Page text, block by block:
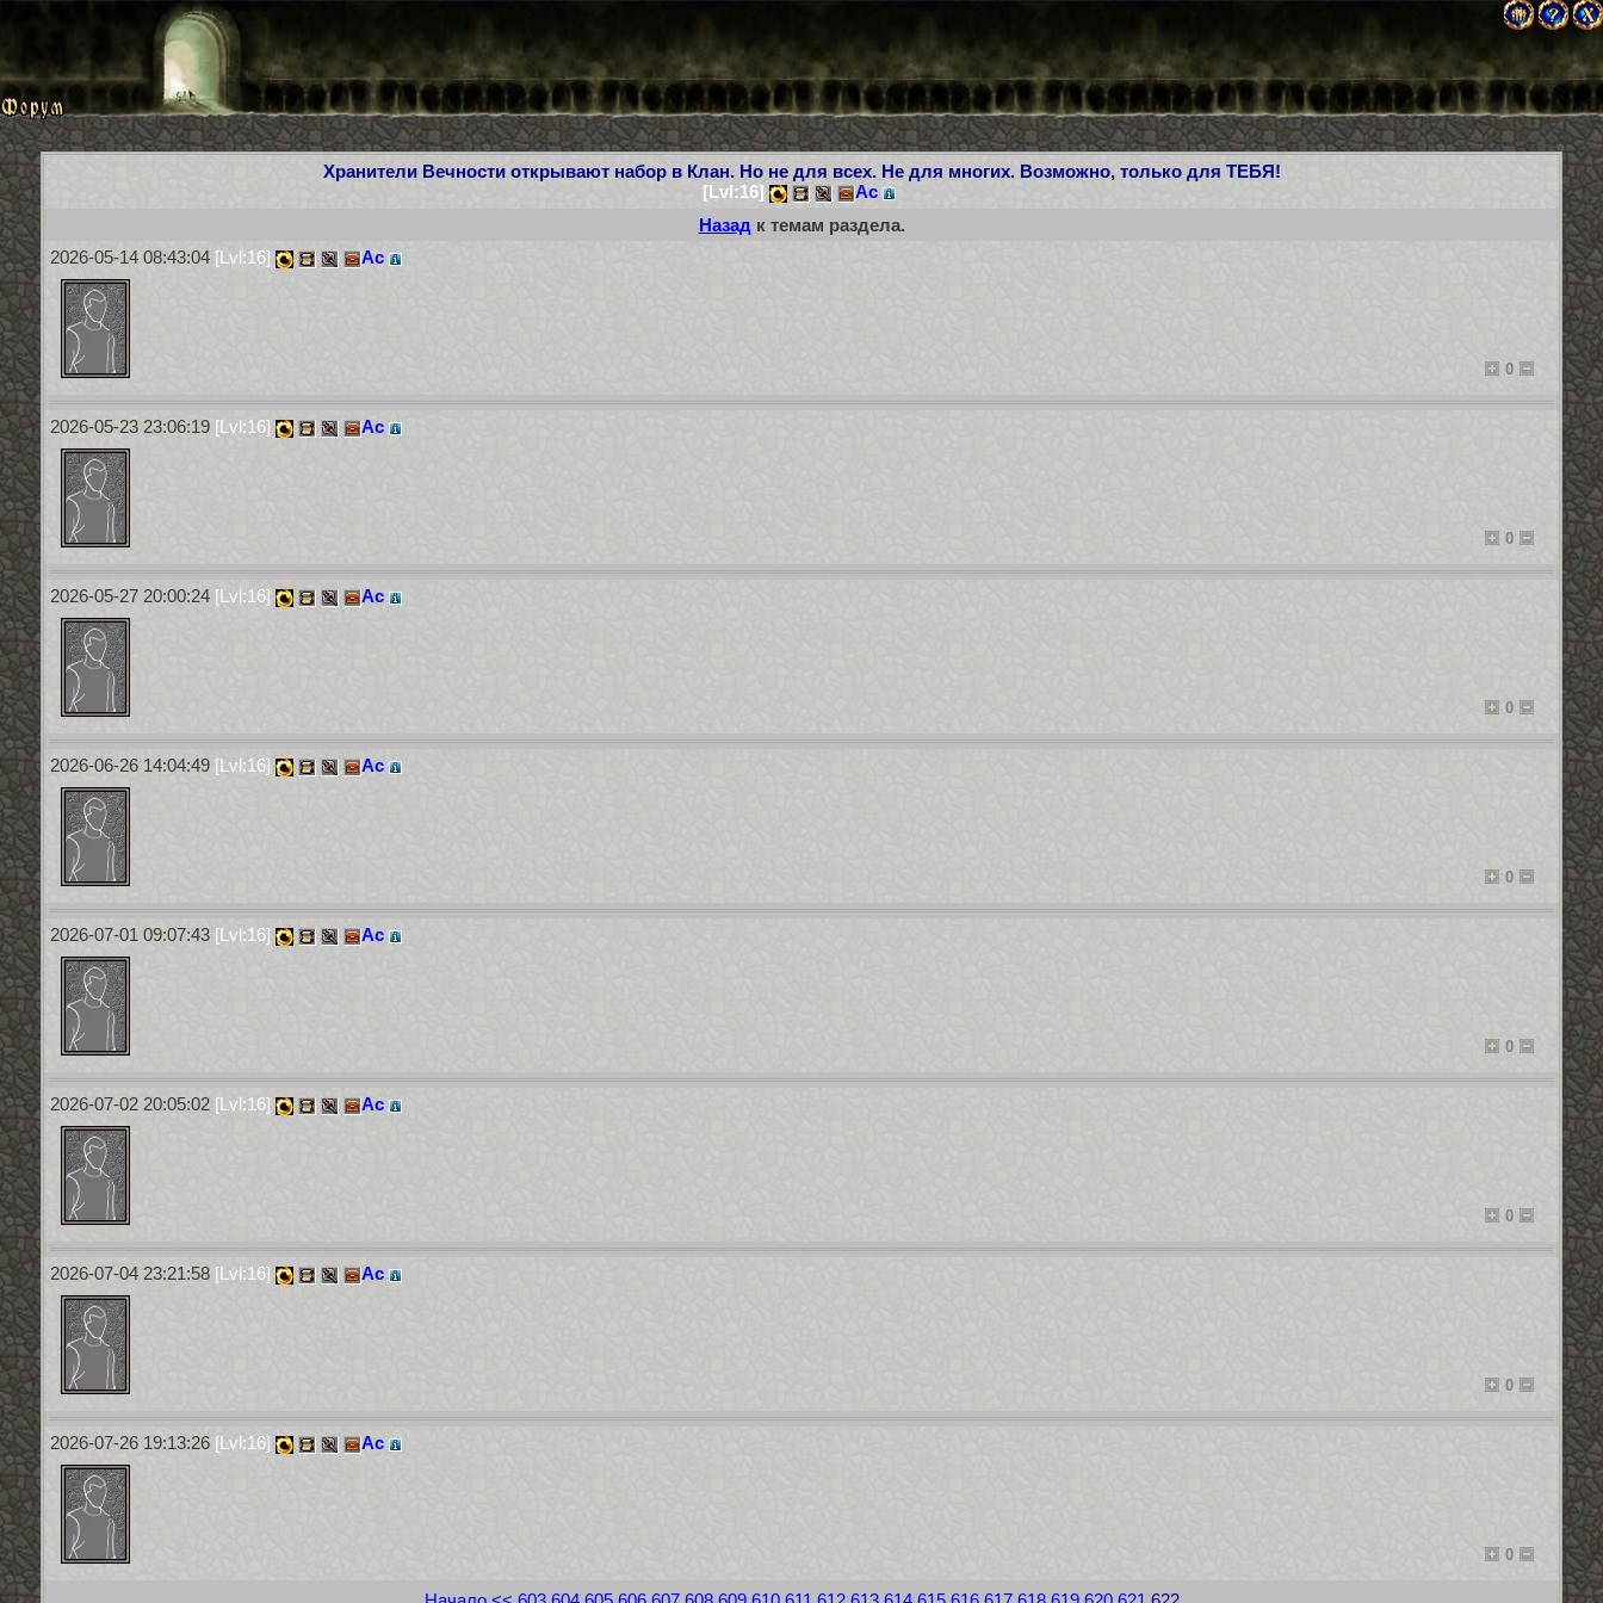
Хранители Вечности открывают набор в Клан. Но не для всех. Не для многих. Возможно, только для ТЕБЯ!
[Lvl:16]
Ас
Назад к темам раздела.
2026-05-14 08:43:04 [Lvl:16] Ас
0
2026-05-23 23:06:19 [Lvl:16] Ас
0
2026-05-27 20:00:24 [Lvl:16] Ас
0
2026-06-26 14:04:49 [Lvl:16] Ас
0
2026-07-01 09:07:43 [Lvl:16] Ас
0
2026-07-02 20:05:02 [Lvl:16] Ас
0
2026-07-04 23:21:58 [Lvl:16] Ас
0
2026-07-26 19:13:26 [Lvl:16] Ас
0